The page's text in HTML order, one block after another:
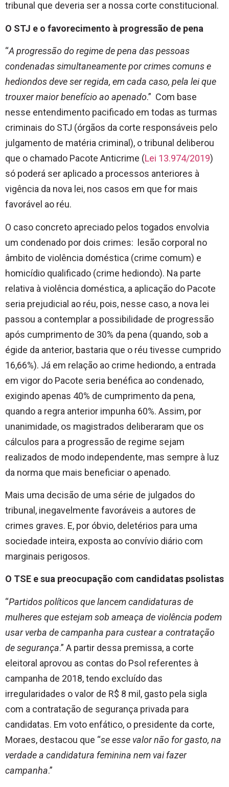
tribunal que deveria ser a nossa corte constitucional.
O STJ e o favorecimento à progressão de pena
“A progressão do regime de pena das pessoas
condenadas simultaneamente por crimes comuns e
hediondos deve ser regida, em cada caso, pela lei que
trouxer maior benefício ao apenado.” Com base
nesse entendimento pacificado em todas as turmas
criminais do STJ (órgãos da corte responsáveis pelo
julgamento de matéria criminal), o tribunal deliberou
que o chamado Pacote Anticrime (Lei 13.974/2019)
só poderá ser aplicado a processos anteriores à
vigência da nova lei, nos casos em que for mais
favorável ao réu.
O caso concreto apreciado pelos togados envolvia
um condenado por dois crimes: lesão corporal no
âmbito de violência doméstica (crime comum) e
homicídio qualificado (crime hediondo). Na parte
relativa à violência doméstica, a aplicação do Pacote
seria prejudicial ao réu, pois, nesse caso, a nova lei
passou a contemplar a possibilidade de progressão
após cumprimento de 30% da pena (quando, sob a
égide da anterior, bastaria que o réu tivesse cumprido
16,66%). Já em relação ao crime hediondo, a entrada
em vigor do Pacote seria benéfica ao condenado,
exigindo apenas 40% de cumprimento da pena,
quando a regra anterior impunha 60%. Assim, por
unanimidade, os magistrados deliberaram que os
cálculos para a progressão de regime sejam
realizados de modo independente, mas sempre à luz
da norma que mais beneficiar o apenado.
Mais uma decisão de uma série de julgados do
tribunal, inegavelmente favoráveis a autores de
crimes graves. E, por óbvio, deletérios para uma
sociedade inteira, exposta ao convívio diário com
marginais perigosos.
O TSE e sua preocupação com candidatas psolistas
“Partidos políticos que lancem candidaturas de
mulheres que estejam sob ameaça de violência podem
usar verba de campanha para custear a contratação
de segurança.” A partir dessa premissa, a corte
eleitoral aprovou as contas do Psol referentes à
campanha de 2018, tendo excluído das
irregularidades o valor de R$ 8 mil, gasto pela sigla
com a contratação de segurança privada para
candidatas. Em voto enfático, o presidente da corte,
Moraes, destacou que “se esse valor não for gasto, na
verdade a candidatura feminina nem vai fazer
campanha.”